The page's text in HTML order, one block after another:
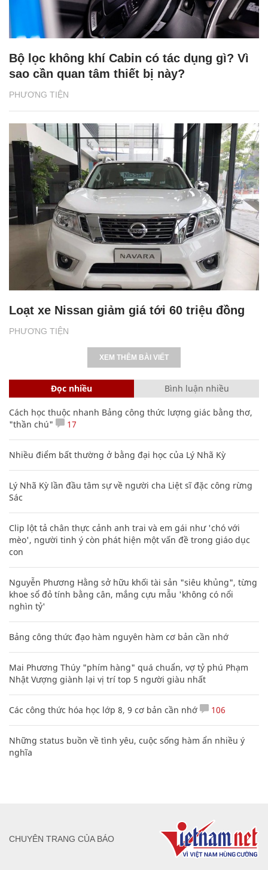
PHƯƠNG TIỆN
Bộ lọc không khí Cabin có tác dụng gì? Vì
sao cần quan tâm thiết bị này?
PHƯƠNG TIỆN
Loạt xe Nissan giảm giá tới 60 triệu đồng
XEM THÊM BÀI VIẾT
Đọc nhiều Bình luận nhiều
Cách học thuộc nhanh Bảng công thức lượng giác bằng thơ,
"thần chú"
17
Nhiều điểm bất thường ở bằng đại học của Lý Nhã Kỳ
Lý Nhã Kỳ lần đầu tâm sự về người cha Liệt sĩ đặc công rừng
Sác
Clip lột tả chân thực cảnh anh trai và em gái như 'chó với
mèo', người tinh ý còn phát hiện một vấn đề trong giáo dục
con
Nguyễn Phương Hằng sở hữu khối tài sản "siêu khủng", từng
khoe sổ đỏ tính bằng cân, mắng cựu mẫu 'không có nổi
nghìn tỷ'
Bảng công thức đạo hàm nguyên hàm cơ bản cần nhớ
Mai Phương Thúy "phím hàng" quá chuẩn, vợ tỷ phú Phạm
Nhật Vượng giành lại vị trí top 5 người giàu nhất
Các công thức hóa học lớp 8, 9 cơ bản cần nhớ 106
Những status buồn về tình yêu, cuộc sống hàm ẩn nhiều ý
nghĩa
CHUYÊN TRANG CỦA BÁO